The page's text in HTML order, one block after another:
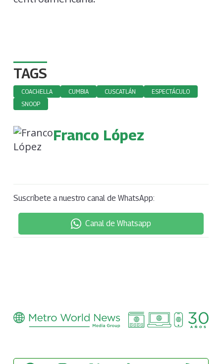
TAGS
COACHELLA CUMBIA CUSCATLÁN
ESPECTÁCULO
SNOOP
Franco López
Suscríbete a nuestro canal de WhatsApp:
Canal de Whatsapp